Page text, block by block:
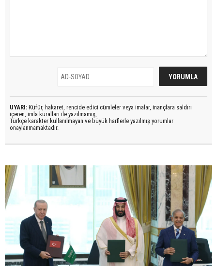
UYARI: Küfür, hakaret, rencide edici cümleler veya imalar, inançlara saldırı
içeren, imla kuralları ile yazılmamış,
Türkçe karakter kullanılmayan ve büyük harflerle yazılmış yorumlar
onaylanmamaktadır.